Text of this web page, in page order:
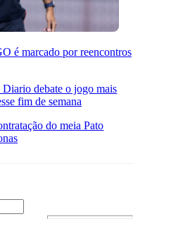
é marcado por reencontros
debate o jogo mais
fim de semana
do meia Pato